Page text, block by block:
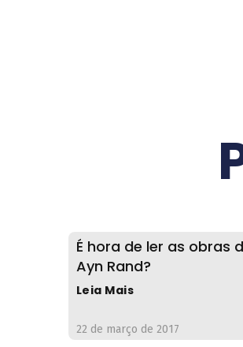
É hora de ler as obras
Ayn Rand?
Leia Mais
22 de março de 2017